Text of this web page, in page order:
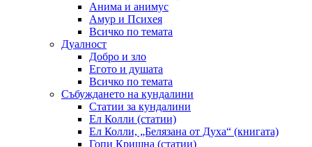
Анима и анимус
Амур и Психея
Всичко по темата
Дуалност
Добро и зло
Егото и душата
Всичко по темата
Събуждането на кундалини
Статии за кундалини
Ел Колли (статии)
Ел Колли, „Белязана от Духа“ (книгата)
Гопи Кришна (статии)